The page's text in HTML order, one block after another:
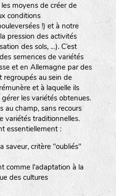
moyens de créer de
conditions
!) et à notre
pression des activités
des sols, …). C’est
semences de variétés
et en Allemagne par des
regroupés au sein de
et à laquelle ils
les variétés obtenues.
au champ, sans recours
variétés traditionnelles.
essentiellement :
saveur, critère "oubliés"
comme l'adaptation à la
des cultures
(BGH)
www.bolster.nl